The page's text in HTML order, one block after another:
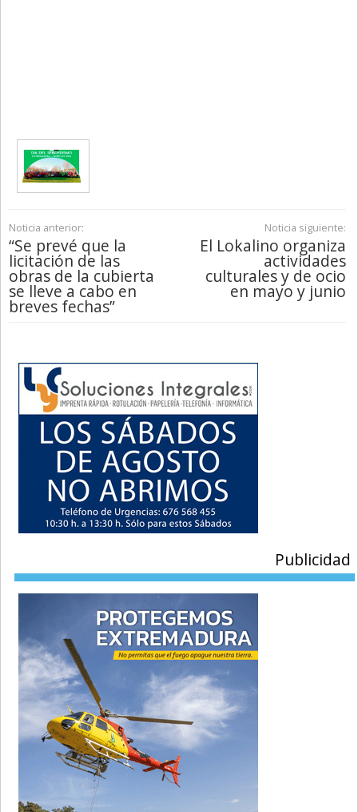
Noticia anterior:
“Se prevé que la
licitación de las
obras de la cubierta
se lleve a cabo en
breves fechas”
Noticia siguiente:
El Lokalino organiza
actividades
culturales y de ocio
en mayo y junio
Publicidad